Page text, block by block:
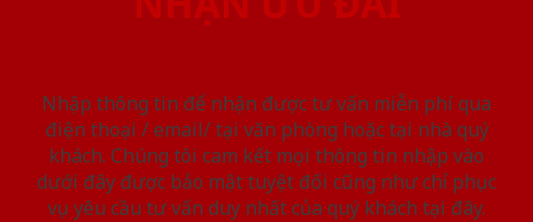
Nhập thông tin để nhận được tư vấn miễn phí qua
điện thoại / email/ tại văn phòng hoặc tại nhà quý
khách. Chúng tôi cam kết mọi thông tin nhập vào
dưới đây được bảo mật tuyệt đối cũng như chỉ phục
vụ yêu cầu tư vấn duy nhất của quý khách tại đây.